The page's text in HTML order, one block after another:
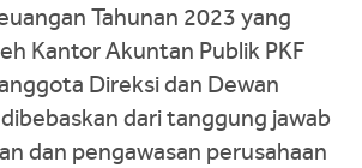
Tahunan 2023 yang
Kantor Akuntan Publik PKF
Direksi dan Dewan
dari tanggung jawab
dan pengawasan perusahaan